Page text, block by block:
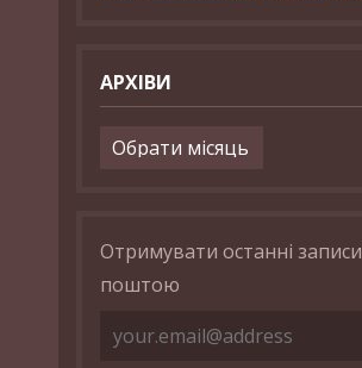
АРХІВИ
Архіви
Отримувати останні записи
поштою